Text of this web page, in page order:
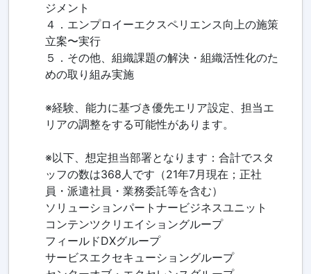
ジメント
４．エンプロイーエクスペリエンス向上の施策
立案〜実行
５．その他、組織課題の解決・組織活性化のた
めの取り組み実施
※経験、能力に基づき優先エリア設定、担当エ
リアの調整をする可能性があります。
※以下、想定担当部署となります：合計でスタ
ッフの数は368人です（21年7月現在；正社
員・派遣社員・業務委託等を含む）
ソリューションパートナービジネスユニット
コンテンツクリエイショングループ
フィールドDXグループ
サービスエクセキューショングループ